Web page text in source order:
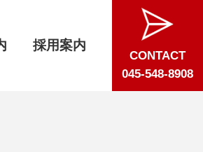
採用案内
CONTACT
045-548-8908